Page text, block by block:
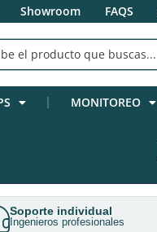
Showroom FAQS
MONITOREO
Soporte individual
Ingenieros profesionales